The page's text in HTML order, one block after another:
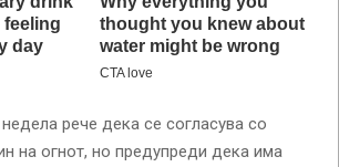
рече дека се согласува со
на огнот, но предупреди дека има